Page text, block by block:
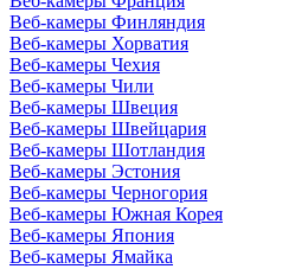
Веб-камеры Финляндия
Веб-камеры Хорватия
Веб-камеры Чехия
Веб-камеры Чили
Веб-камеры Швеция
Веб-камеры Швейцария
Веб-камеры Шотландия
Веб-камеры Эстония
Веб-камеры Черногория
Веб-камеры Южная Корея
Веб-камеры Япония
Веб-камеры Ямайка